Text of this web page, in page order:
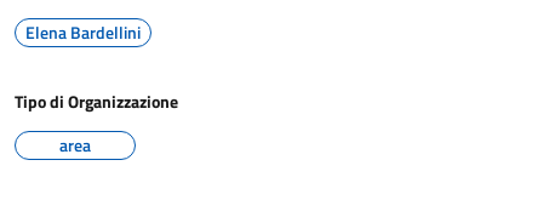
Elena Bardellini
Tipo di Organizzazione
area